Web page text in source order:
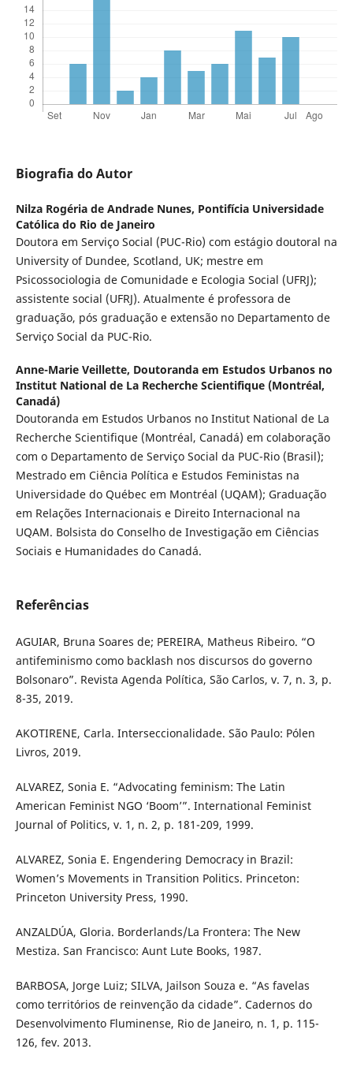
Biografia do Autor
Nilza Rogéria de Andrade Nunes, Pontifícia Universidade
Católica do Rio de Janeiro
Doutora em Serviço Social (PUC-Rio) com estágio doutoral na
University of Dundee, Scotland, UK; mestre em
Psicossociologia de Comunidade e Ecologia Social (UFRJ);
assistente social (UFRJ). Atualmente é professora de
graduação, pós graduação e extensão no Departamento de
Serviço Social da PUC-Rio.
Anne-Marie Veillette, Doutoranda em Estudos Urbanos no
Institut National de La Recherche Scientifique (Montréal,
Canadá)
Doutoranda em Estudos Urbanos no Institut National de La
Recherche Scientifique (Montréal, Canadá) em colaboração
com o Departamento de Serviço Social da PUC-Rio (Brasil);
Mestrado em Ciência Política e Estudos Feministas na
Universidade do Québec em Montréal (UQAM); Graduação
em Relações Internacionais e Direito Internacional na
UQAM. Bolsista do Conselho de Investigação em Ciências
Sociais e Humanidades do Canadá.
Referências
AGUIAR, Bruna Soares de; PEREIRA, Matheus Ribeiro. “O
antifeminismo como backlash nos discursos do governo
Bolsonaro”. Revista Agenda Política, São Carlos, v. 7, n. 3, p.
8-35, 2019.
AKOTIRENE, Carla. Interseccionalidade. São Paulo: Pólen
Livros, 2019.
ALVAREZ, Sonia E. “Advocating feminism: The Latin
American Feminist NGO ‘Boom’”. International Feminist
Journal of Politics, v. 1, n. 2, p. 181-209, 1999.
ALVAREZ, Sonia E. Engendering Democracy in Brazil:
Women’s Movements in Transition Politics. Princeton:
Princeton University Press, 1990.
ANZALDÚA, Gloria. Borderlands/La Frontera: The New
Mestiza. San Francisco: Aunt Lute Books, 1987.
BARBOSA, Jorge Luiz; SILVA, Jailson Souza e. “As favelas
como territórios de reinvenção da cidade”. Cadernos do
Desenvolvimento Fluminense, Rio de Janeiro, n. 1, p. 115-
126, fev. 2013.